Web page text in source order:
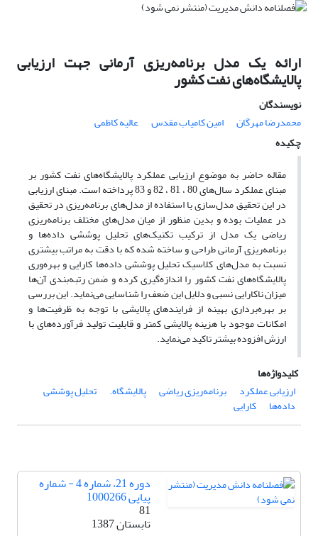
ارائه یک مدل برنامه‌ریزی آرمانی جهت ارزیابی
پالایشگاه‌های نفت کشور
نویسندگان
محمدرضا مهرگان
امین کامیاب مقدس
عالیه کاظمی
چکیده
مقاله حاضر به موضوع ارزیابی عملکرد پالایشگاه‌های نفت کشور بر
مبنای عملکرد سال‌های 80 ، 81 ، 82 و 83 پرداخته است. مبنای ارزیابی
در این تحقیق مدل‌سازی با استفاده از مدل‌های برنامه‌ریزی در تحقیق
در عملیات بوده و بدین منظور از میان مدل‌های مختلف برنامه‌ریزی
ریاضی یک مدل از ترکیب تکنیک‌های تحلیل پوششی داده‌ها و
برنامه‌ریزی آرمانی طراحی و ساخته شده که با دقت به مراتب بیشتری
نسبت به مدل‌های کلاسیک تحلیل پوششی داده‌ها کارایی و بهره‌وری
پالایشگاه‌های نفت کشور را اندازه‌گیری کرده و ضمن رتبه‌بندی آن‌ها
میزان ناکارایی نسبی و دلایل این ضعف را شناسایی می‌نماید. این بررسی
بر بهره‌برداری بهینه از فرایندهای پالایشی با توجه به ظرفیت‌ها و
امکانات موجود با هزینه پالایشی کمتر و قابلیت تولید فرآورده‌های با
ارزش افزوده بیشتر تاکید می‌نماید.
کلیدواژه‌ها
ارزیابی عملکرد
برنامه‌ریزی ریاضی پالایشگاه. تحلیل پوششی
داده‌ها کارایی
دوره 21، شماره 4 - شماره
پیاپی 1000266
81
تابستان 1387